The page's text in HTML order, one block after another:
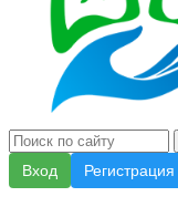
Вход Регистрация